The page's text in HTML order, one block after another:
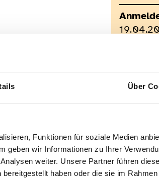
Über
Funktionen für soziale Medien
geben wir Informationen zu Ihrer
weiter. Unsere Partner führen
haben oder die sie im
Anzahl
Kosten
Für
jeder